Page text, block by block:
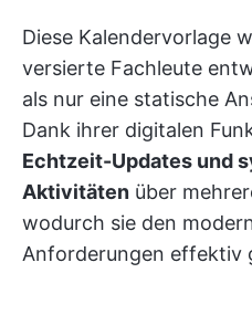
Diese Kalendervorlage
versierte Fachleute
als nur eine statische
Dank ihrer digitalen
Echtzeit-Updates und
Aktivitäten über
wodurch sie den
Anforderungen effektiv